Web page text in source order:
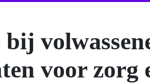
voor zorg